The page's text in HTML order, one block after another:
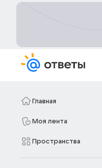
Главная
Моя лента
Пространства